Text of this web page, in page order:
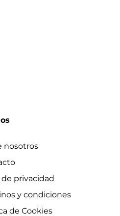
nosotros
de privacidad
y condiciones
de Cookies